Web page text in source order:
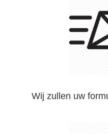
Wij zullen uw